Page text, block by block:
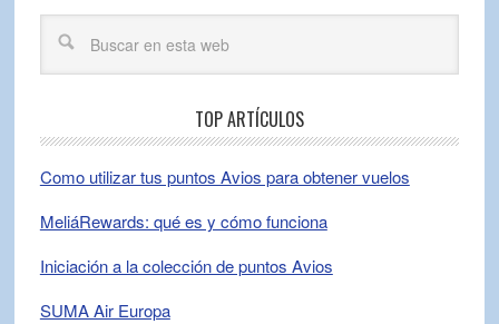
TOP ARTÍCULOS
Como utilizar tus puntos Avios para obtener vuelos
MeliáRewards: qué es y cómo funciona
Iniciación a la colección de puntos Avios
SUMA Air Europa